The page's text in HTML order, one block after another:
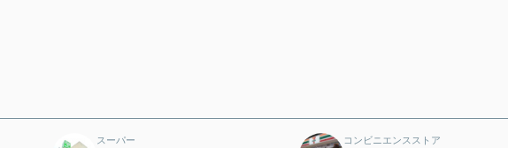
スーパー コンビニエンスストア